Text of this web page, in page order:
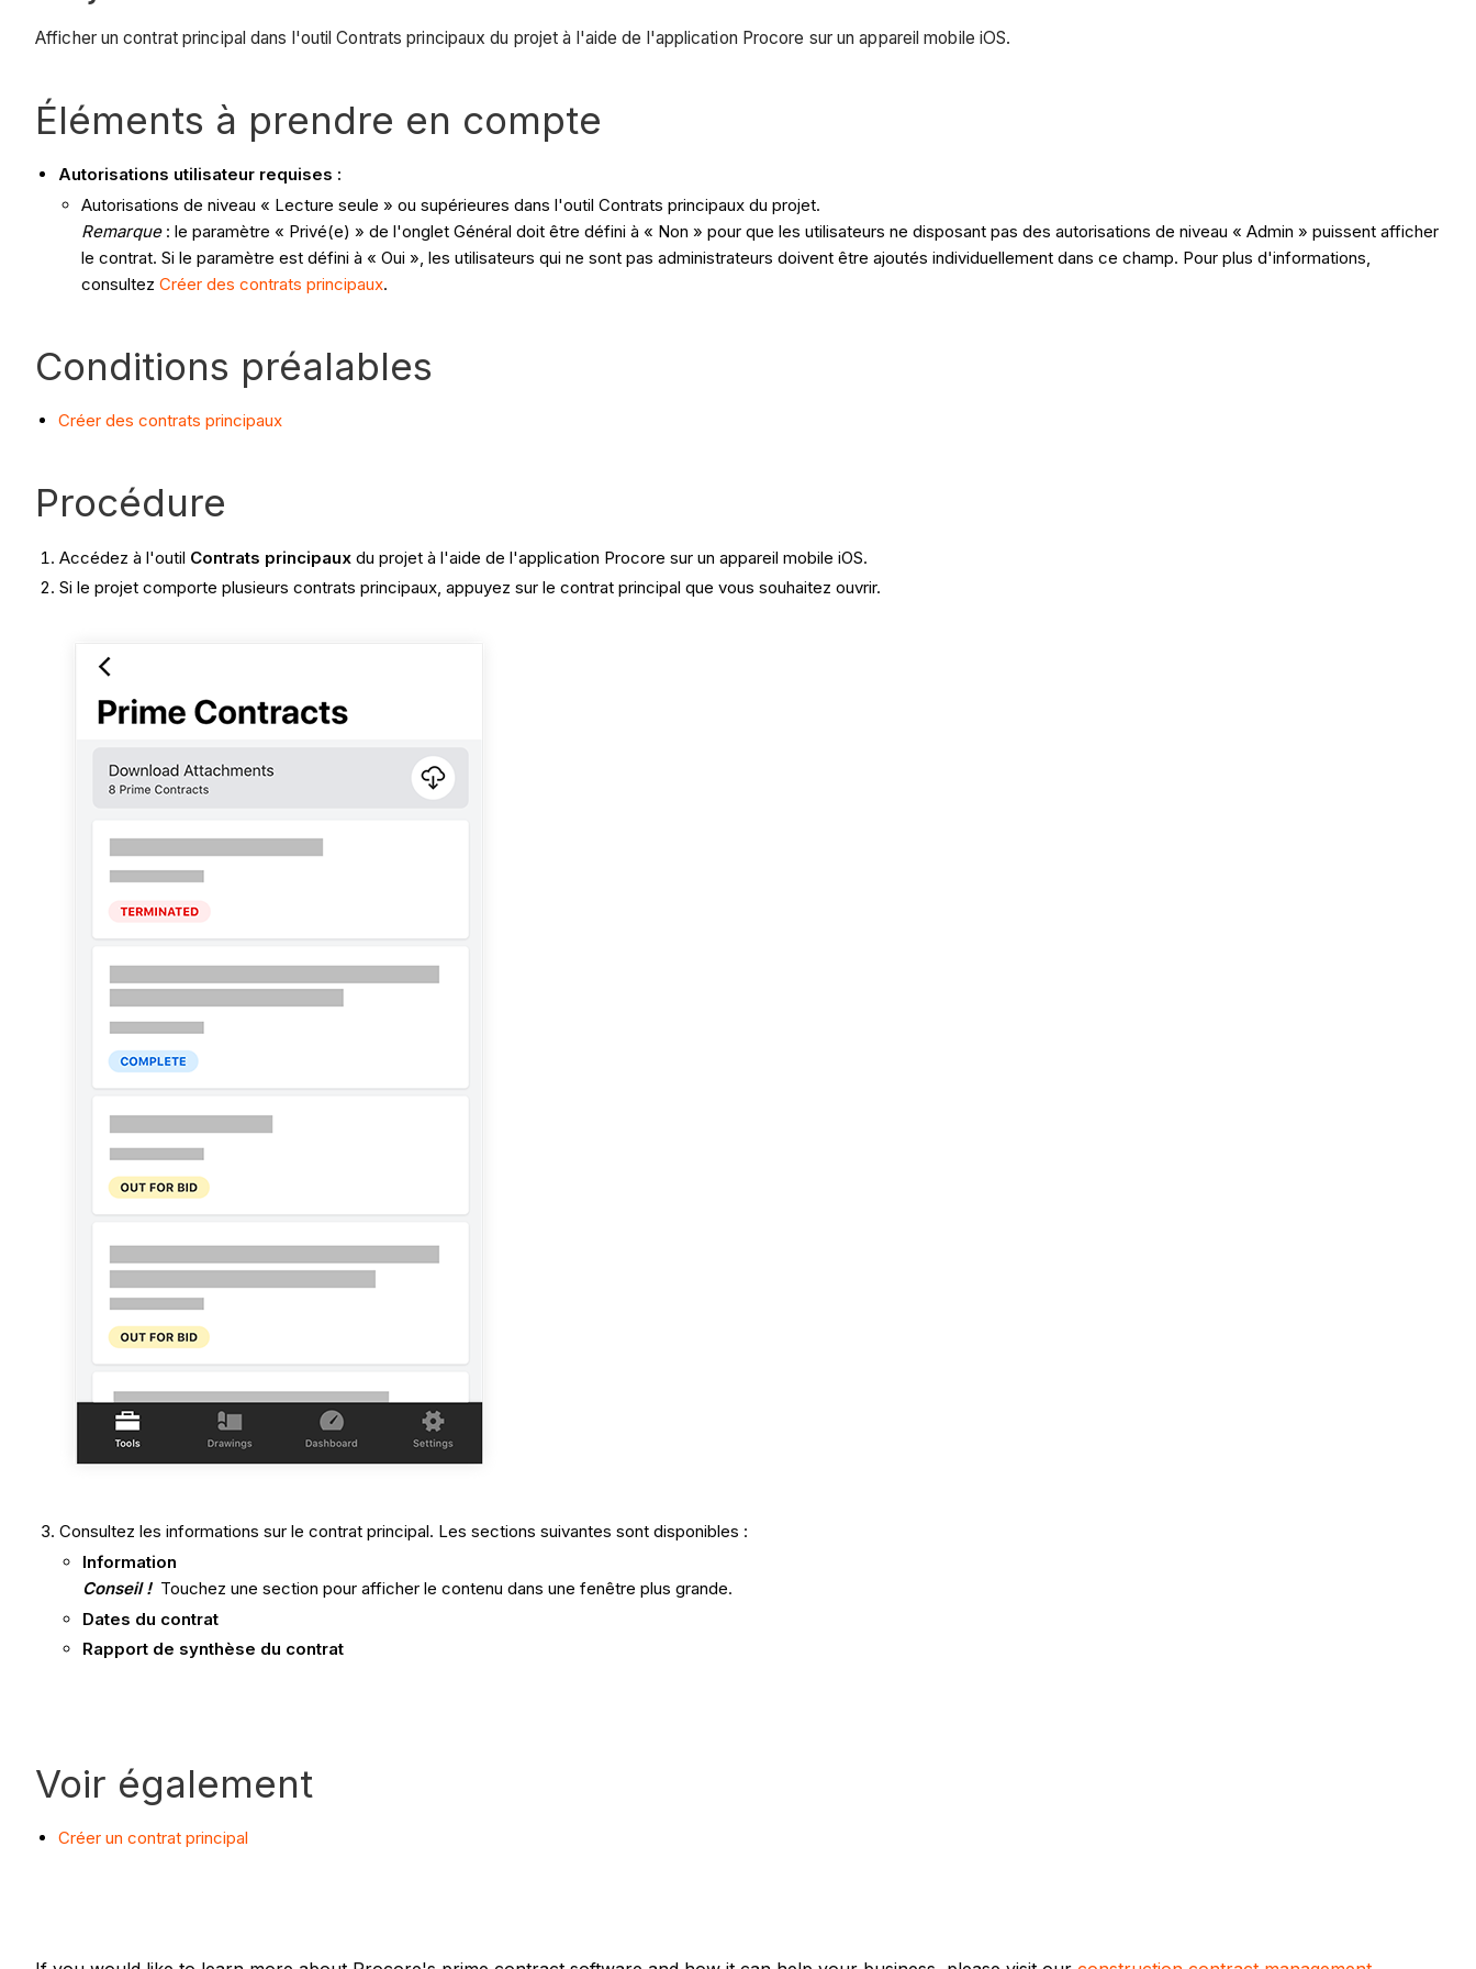
Afficher un contrat principal dans l'outil Contrats principaux du projet à l'aide de l'application Procore sur un appareil mobile iOS.
Éléments à prendre en compte
Autorisations utilisateur requises :
Autorisations de niveau « Lecture seule » ou supérieures dans l'outil Contrats principaux du projet.
Remarque: le paramètre « Privé(e) » de l'onglet Général doit être défini à « Non » pour que les utilisateurs ne disposant pas des autorisations de niveau « Admin » puissent afficher
le contrat. Si le paramètre est défini à « Oui », les utilisateurs qui ne sont pas administrateurs doivent être ajoutés individuellement dans ce champ. Pour plus d'informations,
consultez Créer des contrats principaux.
Conditions préalables
Créer des contrats principaux
Procédure
Accédez à l'outil Contrats principaux du projet à l'aide de l'application Procore sur un appareil mobile iOS.
Si le projet comporte plusieurs contrats principaux, appuyez sur le contrat principal que vous souhaitez ouvrir.
Consultez les informations sur le contrat principal. Les sections suivantes sont disponibles :
Information
Conseil ! Touchez une section pour afficher le contenu dans une fenêtre plus grande.
Dates du contrat
Rapport de synthèse du contrat
Voir également
Créer un contrat principal